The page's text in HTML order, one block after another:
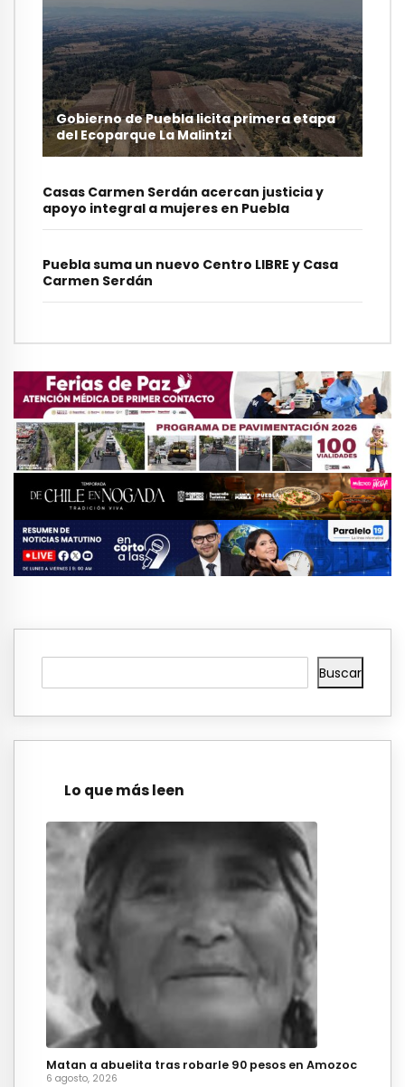
Gobierno de Puebla licita primera etapa
del Ecoparque La Malintzi
Casas Carmen Serdán acercan justicia y
apoyo integral a mujeres en Puebla
Puebla suma un nuevo Centro LIBRE y Casa
Carmen Serdán
Buscar
Lo que más leen
Matan a abuelita tras robarle 90 pesos en Amozoc
6 agosto, 2026